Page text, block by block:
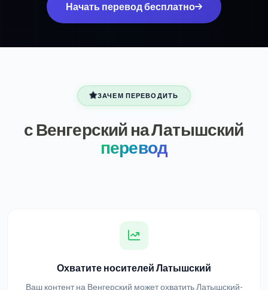
Начать перевод бесплатно
ЗАЧЕМ ПЕРЕВОДИТЬ
с Венгерский на Латышский
перевод
Охватите носителей Латышский
Ваш контент на Венгерский может охватить Латышский-